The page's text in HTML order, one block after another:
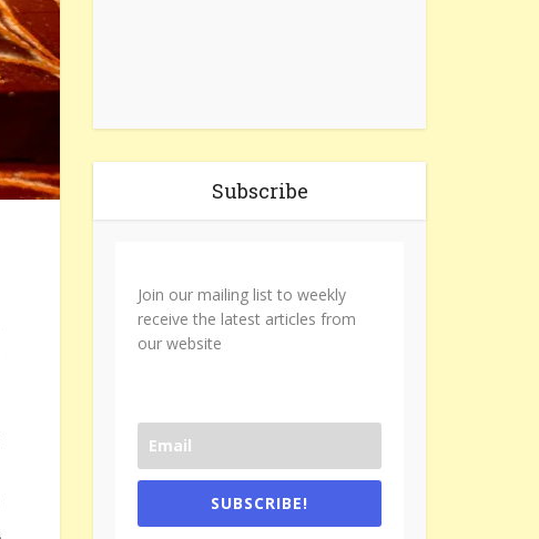
Subscribe
Join our mailing list to weekly
receive the latest articles from
our website
SUBSCRIBE!